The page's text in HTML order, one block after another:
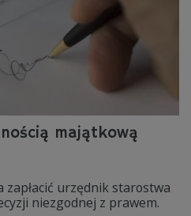
majątkową
zapłacić urzędnik starostwa
niezgodnej z prawem.